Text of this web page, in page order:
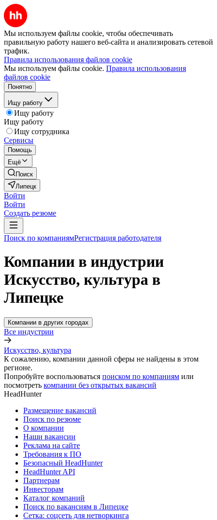
Мы используем файлы cookie, чтобы обеспечивать
правильную работу нашего веб-сайта и анализировать сетевой
трафик.
Правила использования файлов cookie
Мы используем файлы cookie. Правила использования
файлов cookie
Понятно
Ищу работу
Ищу работу
Ищу работу
Ищу сотрудника
Сервисы
Помощь
Ещё
Поиск
Липецк
Войти
Войти
Создать резюме
Поиск по компаниямРегистрация работодателя
Компании в индустрии
Искусство, культура в
Липецке
Компании в других городах
Все индустрии
Искусство, культура
К сожалению, компании данной сферы не найдены в этом
регионе.
Попробуйте воспользоваться поиском по компаниям или
посмотреть компании без открытых вакансий
HeadHunter
Размещение вакансий
Поиск по резюме
О компании
Наши вакансии
Реклама на сайте
Требования к ПО
Безопасный HeadHunter
HeadHunter API
Партнерам
Инвесторам
Каталог компаний
Поиск по вакансиям в Липецке
Сетка: соцсеть для нетворкинга